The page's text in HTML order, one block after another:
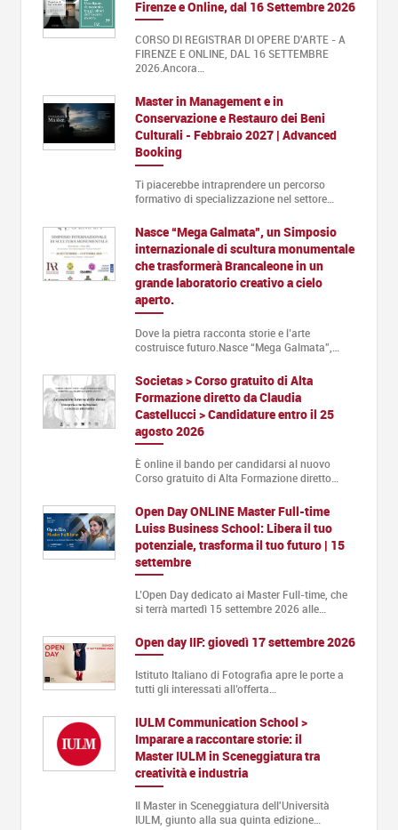
Firenze e Online, dal 16 Settembre 2026
CORSO DI REGISTRAR DI OPERE D'ARTE - A
FIRENZE E ONLINE, DAL 16 SETTEMBRE
2026.Ancora…
Master in Management e in
Conservazione e Restauro dei Beni
Culturali - Febbraio 2027 | Advanced
Booking
Ti piacerebbe intraprendere un percorso
formativo di specializzazione nel settore…
Nasce “Mega Galmata”, un Simposio
internazionale di scultura monumentale
che trasformerà Brancaleone in un
grande laboratorio creativo a cielo
aperto.
Dove la pietra racconta storie e l’arte
costruisce futuro.Nasce “Mega Galmata”,…
Societas > Corso gratuito di Alta
Formazione diretto da Claudia
Castellucci > Candidature entro il 25
agosto 2026
È online il bando per candidarsi al nuovo
Corso gratuito di Alta Formazione diretto…
Open Day ONLINE Master Full-time
Luiss Business School: Libera il tuo
potenziale, trasforma il tuo futuro | 15
settembre
L’Open Day dedicato ai Master Full-time, che
si terrà martedì 15 settembre 2026 alle…
Open day IIF: giovedì 17 settembre 2026
Istituto Italiano di Fotografia apre le porte a
tutti gli interessati all’offerta…
IULM Communication School >
Imparare a raccontare storie: il
Master IULM in Sceneggiatura tra
creatività e industria
Il Master in Sceneggiatura dell'Università
IULM, giunto alla sua quinta edizione…